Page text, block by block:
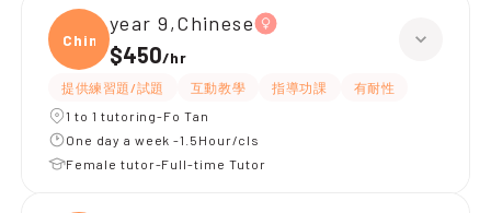
Chine
year 9,Chinese
$450/hr
提供練習題/試題 互動教學 指導功課
有耐性
1 to 1 tutoring-Fo Tan
One day a week -1.5Hour/cls
Female tutor-Full-time Tutor